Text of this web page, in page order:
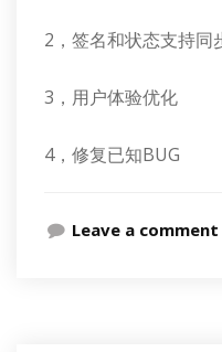
2，签名和状态支持同
3，用户体验优化
4，修复已知BUG
Leave a comment